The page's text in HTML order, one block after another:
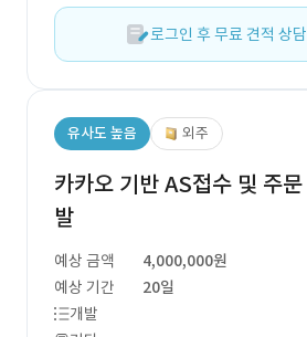
로그인 후 무료 견적 상
유사도 높음 외주
카카오 기반 AS접수 및 주
발
예상 금액
4,000,000원
예상 기간
20일
개발